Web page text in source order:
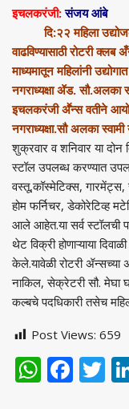
इचलकरंजी:संजय आंबे
दि:२२ महिला
वाढविण्यासाठी रोटरी क्लब
माध्यमातून महिलांनी
नगराध्यक्षा ॲड. सौ.अलका
इचलकरंजी अॕन्स वतीने
नगराध्यक्षा.सौ अलका स्वामी
शुक्रवार व शनिवार या दोन
स्टॉल उपलब्ध करण्यात
वस्तू,कॉस्मेटिक्स, गारमेंट्स,
होम फर्निचर, डेकोरेटिव्ह
आले आहेत.या सर्व स्टॉलची
थेट विक्री होणाऱ्याया
केले.यावेळी रोटरी ॲन्सच्या
नाकिल, सेक्रेटरी सौ. मेघा
कल्बचे पदधिकारी तसेच
Post Views: 659